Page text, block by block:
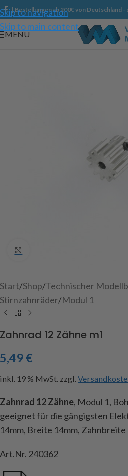
Skip to navigation
Skip to main content
| Bestellungen ab 200€ von Deutschland
MENU
Start/Shop/Technischer
Stirnzahnräder/Modul 1
Zahnrad 12 Zähne m1
5,49 €
inkl. 19 % MwSt. zzgl.
Zahnrad 12 Zähne, Modul 1,
geeignet für die gängigsten
14mm, Breite 14mm,
Art.Nr. 240362